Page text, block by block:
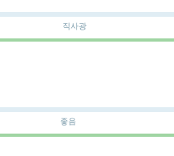
직사광
좋음